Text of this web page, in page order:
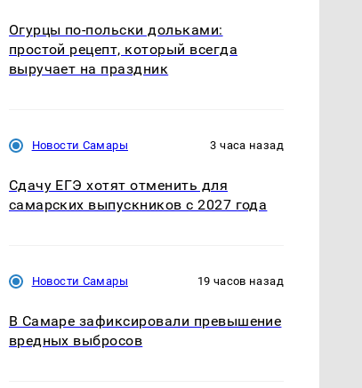
продукта: что купить?
Огурцы по‑польски дольками:
простой рецепт, который всегда
выручает на праздник
Новости Самары 3 часа назад
Сдачу ЕГЭ хотят отменить для
самарских выпускников с 2027 года
Новости Самары 19 часов назад
В Самаре зафиксировали превышение
вредных выбросов